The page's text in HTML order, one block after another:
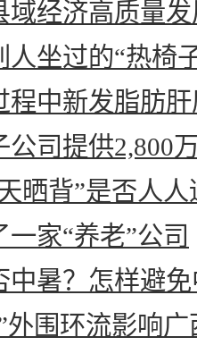
域经济高质量
人坐过的“热椅
程中新发脂肪
公司提供2,800
晒背”是否人
家“养老”公司
中暑？怎样避
外围环流影响